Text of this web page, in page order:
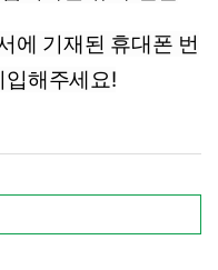
에 기재된 휴대폰 번
입해주세요!